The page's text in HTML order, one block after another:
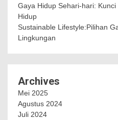
Gaya Hidup Sehari-hari:
Hidup
Sustainable Lifestyle:Pilihan
Lingkungan
Archives
Mei 2025
Agustus 2024
Juli 2024